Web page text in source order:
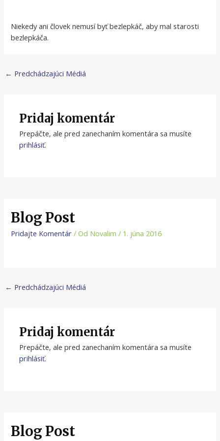
Niekedy ani človek nemusí byť bezlepkáč, aby mal starosti
bezlepkáča.
← Predchádzajúci Médiá
Pridaj komentár
Prepáčte, ale pred zanechaním komentára sa musíte
prihlásiť.
Blog Post
Pridajte Komentár / Od Novalim/ 1. júna 2016
← Predchádzajúci Médiá
Pridaj komentár
Prepáčte, ale pred zanechaním komentára sa musíte
prihlásiť.
Blog Post